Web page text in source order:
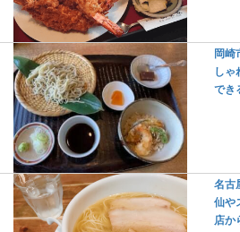
岡崎
しゃ
でき
名古
仙や
店か